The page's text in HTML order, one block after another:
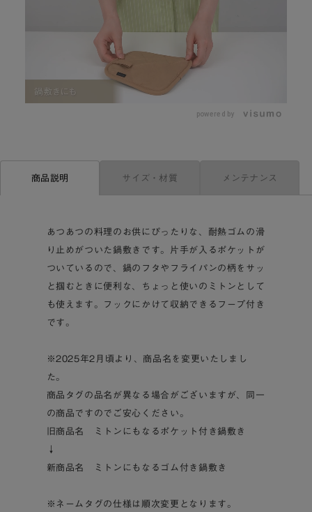
U
n
o
%
powered by
商品説明 サイズ・材質 メンテナンス
あつあつの料理のお供にぴったりな、耐熱ゴムの滑
り止めがついた鍋敷きです。片手が入るポケットが
ついているので、鍋のフタやフライパンの柄をサッ
と掴むときに便利な、ちょっと使いのミトンとして
も使えます。フックにかけて収納できるフープ付き
です。
※2025年2月頃より、商品名を変更いたしまし
た。
商品タグの品名が異なる場合がございますが、同一
の商品ですのでご安心ください。
旧商品名 ミトンにもなるポケット付き鍋敷き
↓
新商品名 ミトンにもなるゴム付き鍋敷き
※ネームタグの仕様は順次変更となります。